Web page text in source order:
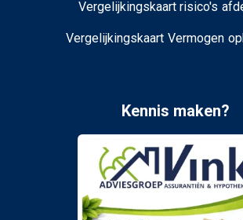
Vergelijkingskaart risico's
Vergelijkingskaart Vermogen
Kennis maken?